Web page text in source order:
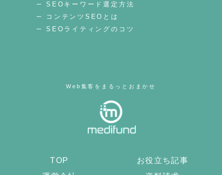
SEOキーワード選定方法
コンテンツSEOとは
SEOライティングのコツ
Web集客をまるっとおまかせ
TOP
お役立ち記事